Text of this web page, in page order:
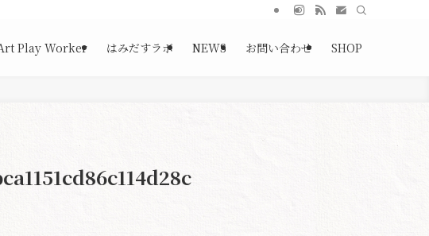
Play Worker はみだすラボ NEWS お問い合わせ SHOP